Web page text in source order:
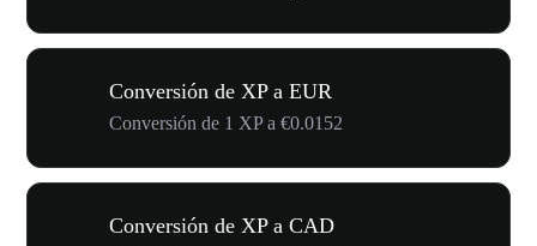
Conversión de XP a EUR
Conversión de 1 XP a €0.0152
Conversión de XP a CAD